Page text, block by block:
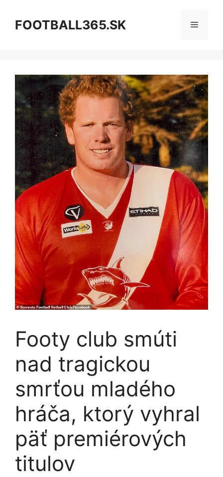
obsahFOOTBALL365.SK Menu
Footy club smúti
nad tragickou
smrťou mladého
hráča, ktorý vyhral
päť premiérových
titulov